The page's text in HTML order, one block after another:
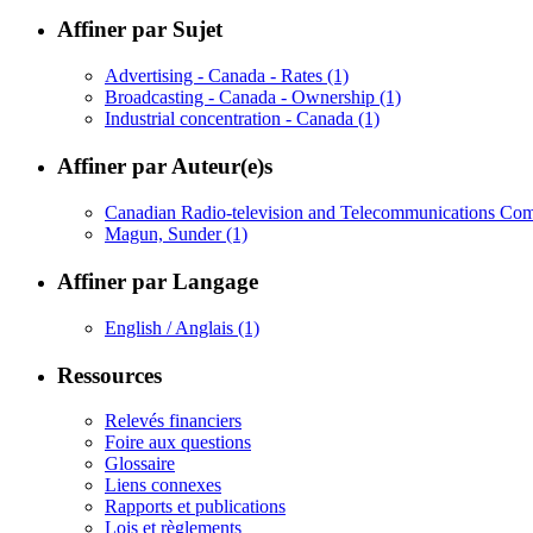
Affiner par Sujet
Advertising - Canada - Rates (1)
Broadcasting - Canada - Ownership (1)
Industrial concentration - Canada (1)
Affiner par Auteur(e)s
Canadian Radio-television and Telecommunications
Magun, Sunder(1)
Affiner par Langage
English / Anglais (1)
Ressources
Relevés financiers
Foire aux questions
Glossaire
Liens connexes
Rapports et publications
Lois et règlements